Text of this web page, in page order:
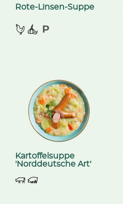
Rote-Linsen-Suppe
Kartoffelsuppe
'Norddeutsche Art'